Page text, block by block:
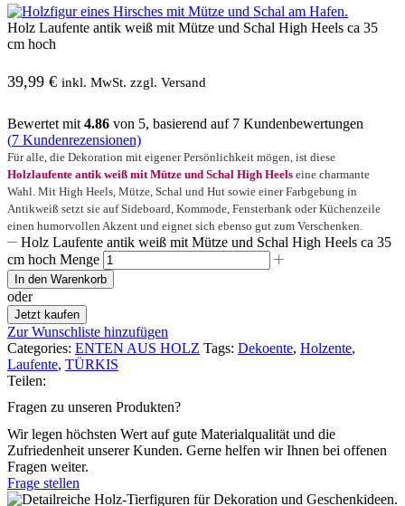
Holz Laufente antik weiß mit Mütze und Schal High Heels ca 35
cm hoch
39,99 € inkl. MwSt. zzgl. Versand
Bewertet mit 4.86 von 5, basierend auf 7 Kundenbewertungen
(7 Kundenrezensionen)
Für alle, die Dekoration mit eigener Persönlichkeit mögen, ist diese
Holzlaufente antik weiß mit Mütze und Schal High Heels eine charmante
Wahl. Mit High Heels, Mütze, Schal und Hut sowie einer Farbgebung in
Antikweiß setzt sie auf Sideboard, Kommode, Fensterbank oder Küchenzeile
einen humorvollen Akzent und eignet sich ebenso gut zum Verschenken.
Holz Laufente antik weiß mit Mütze und Schal High Heels ca 35
cm hoch Menge
In den Warenkorb
oder
Jetzt kaufen
Zur Wunschliste hinzufügen
Categories: ENTEN AUS HOLZ Tags: Dekoente, Holzente,
Laufente, TÜRKIS
Teilen:
Fragen zu unseren Produkten?
Wir legen höchsten Wert auf gute Materialqualität und die
Zufriedenheit unserer Kunden. Gerne helfen wir Ihnen bei offenen
Fragen weiter.
Frage stellen